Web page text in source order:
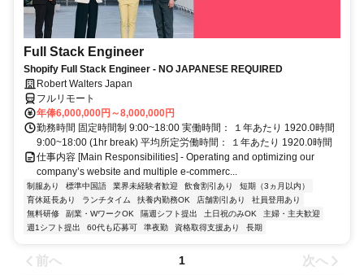
Full Stack Engineer
Shopify Full Stack Engineer - NO JAPANESE REQUIRED
Robert Walters Japan
フルリモート
年俸6,000,000円～8,000,000円
勤務時間 固定時間制 9:00~18:00 実働時間： １年あたり 1920.0時間
9:00~18:00 (1hr break) 平均所定労働時間： １年あたり 1920.0時間
仕事内容 [Main Responsibilities] - Operating and optimizing our
company’s website and multiple e-commerc...
制服あり 標準中国語 業界未経験者歓迎 飲食割引あり
短期（3ヵ月以内）
育休延長あり
ランチタイム 扶養内勤務OK 店舗割引あり
社員登用あり
無料研修
副業・WワークOK 隔週シフト提出 土日祝のみOK
主婦・主夫歓迎
週1シフト提出
60代も応募可 準夜勤 資格取得支援あり 長期
前へ 1 次へ